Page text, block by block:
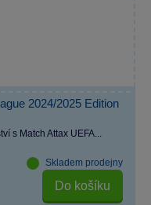
2024/2025 Edition
s Match Attax UEFA...
Skladem prodejny
Do košíku